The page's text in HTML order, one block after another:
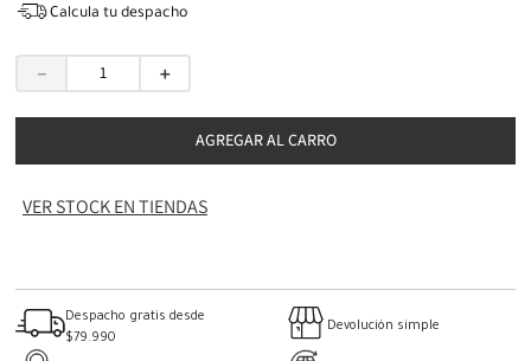
Calcula tu despacho
＋
－
AGREGAR AL CARRO
VER STOCK EN TIENDAS
Despacho gratis desde
$79.990
Devolución simple